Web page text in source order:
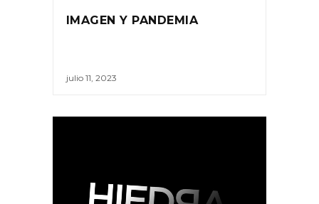
IMAGEN Y PANDEMIA
julio 11, 2023